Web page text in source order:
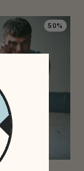
50%